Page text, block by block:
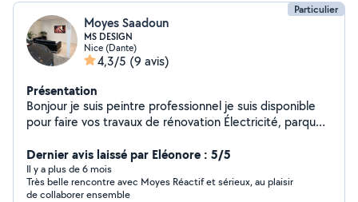
Particulier
Moyes Saadoun
MS DESIGN
Nice (Dante)
4,3/5 (9 avis)
Présentation
Bonjour je suis peintre professionnel je suis disponible
pour faire vos travaux de rénovation Électricité, parquet,
Dernier avis laissé par Eléonore : 5/5
Il y a plus de 6 mois
Très belle rencontre avec Moyes Réactif et sérieux, au plaisir
de collaborer ensemble